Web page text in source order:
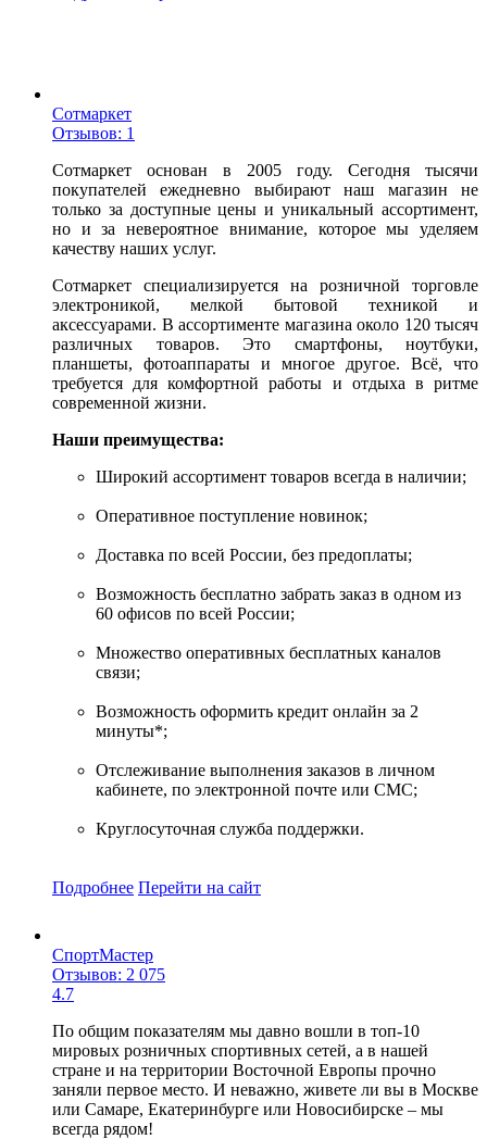
Сотмаркет
Отзывов: 1
Сотмаркет основан в 2005 году. Сегодня тысячи
покупателей ежедневно выбирают наш магазин не
только за доступные цены и уникальный ассортимент,
но и за невероятное внимание, которое мы уделяем
качеству наших услуг.
Сотмаркет специализируется на розничной торговле
электроникой, мелкой бытовой техникой и
аксессуарами. В ассортименте магазина около 120 тысяч
различных товаров. Это смартфоны, ноутбуки,
планшеты, фотоаппараты и многое другое. Всё, что
требуется для комфортной работы и отдыха в ритме
современной жизни.
Наши преимущества:
Широкий ассортимент товаров всегда в наличии;
Оперативное поступление новинок;
Доставка по всей России, без предоплаты;
Возможность бесплатно забрать заказ в одном из
60 офисов по всей России;
Множество оперативных бесплатных каналов
связи;
Возможность оформить кредит онлайн за 2
минуты*;
Отслеживание выполнения заказов в личном
кабинете, по электронной почте или СМС;
Круглосуточная служба поддержки.
Подробнее Перейти на сайт
СпортМастер
Отзывов: 2 075
4.7
По общим показателям мы давно вошли в топ-10
мировых розничных спортивных сетей, а в нашей
стране и на территории Восточной Европы прочно
заняли первое место. И неважно, живете ли вы в Москве
или Самаре, Екатеринбурге или Новосибирске – мы
всегда рядом!